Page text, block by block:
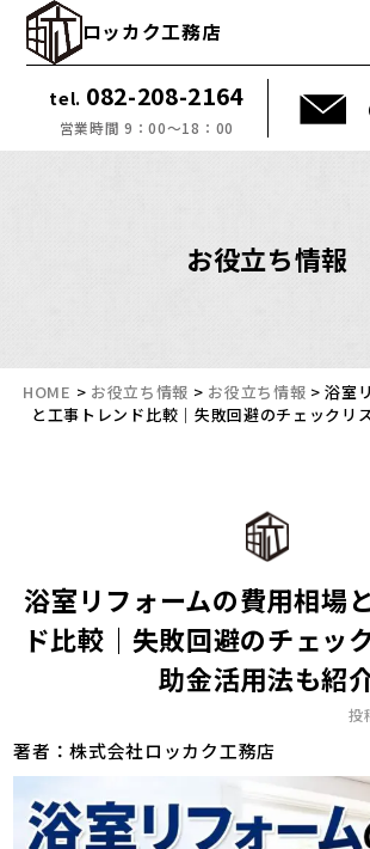
ロッカク工務店
tel. 082-208-2164
営業時間 9：00～18：00
お役立ち情報
HOME > お役立ち情報 > お役立ち情報 >浴室
と工事トレンド比較｜失敗回避のチェックリ
浴室リフォームの費用相場
ド比較｜失敗回避のチェッ
助金活用法も紹
投
著者：株式会社ロッカク工務店